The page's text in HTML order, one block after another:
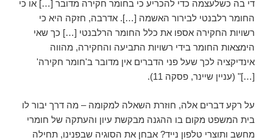
די בה כשלעצמה כדי להכריע כי בחומר חקירה מדובר […] או כי
החומר רלבנטי לבירור האשמה […]. אדרבה, חזקה היא כי
רשויות החקירה אספו את כלל החומר הרלבנטי […] כך שאי
הימצאות החומר בידי רשויות התביעה והחקירה, מהווה
אינדיקציה לכך שעל פני הדברים אין מדובר ב'חומר חקירה'
[…]" (עניין שיינר, פסקה 11).
על רקע דברים אלה, חוזרת השאלה למקומה – מה דרך יבור לו
בית המשפט מקום בו ההגנה מבקשת עיון והעתקה של חומרי
מחשב ותוצרי טלפון נייד? אבחן את הסוגיה שבפנינו, תחילה